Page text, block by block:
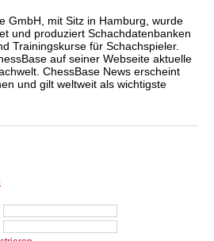
GmbH, mit Sitz in Hamburg, wurde
und produziert Schachdatenbanken
Trainingskurse für Schachspieler.
auf seiner Webseite aktuelle
ChessBase News erscheint
und gilt weltweit als wichtigste